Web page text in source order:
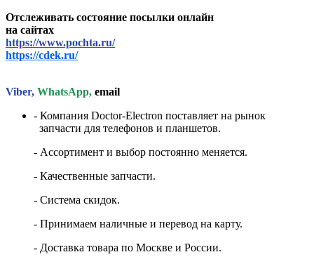
Отслеживать состояние посылки онлайн
на сайтах
https://www.pochta.ru/
https://cdek.ru/
Viber, WhatsApp, email
- Компания Doctor-Electron поставляет на рынок
запчасти для телефонов и планшетов.
- Ассортимент и выбор постоянно меняется.
- Качественные запчасти.
- Система скидок.
- Принимаем наличные и перевод на карту.
- Доставка товара по Москве и России.